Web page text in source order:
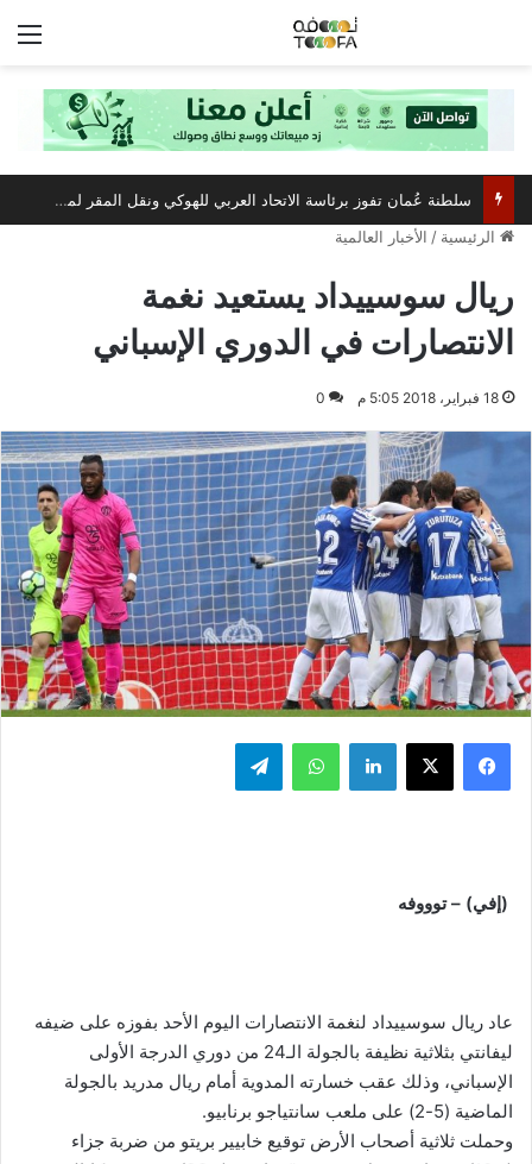
سلطنة عُمان تفوز برئاسة الاتحاد العربي للهوكي ونقل المقر لمسقط
الرئيسية / الأخبار العالمية
ريال سوسييداد يستعيد نغمة
الانتصارات في الدوري الإسباني
18 فبراير، 2018 5:05 م 0
فيسبوك ‫X لينكدإن واتساب تيلقرام
(إفي) – توووفه
عاد ريال سوسييداد لنغمة الانتصارات اليوم الأحد بفوزه على ضيفه
ليفانتي بثلاثية نظيفة بالجولة الـ24 من دوري الدرجة الأولى
الإسباني، وذلك عقب خسارته المدوية أمام ريال مدريد بالجولة
الماضية (5-2) على ملعب سانتياجو برنابيو.
وحملت ثلاثية أصحاب الأرض توقيع خابيير بريتو من ضربة جزاء